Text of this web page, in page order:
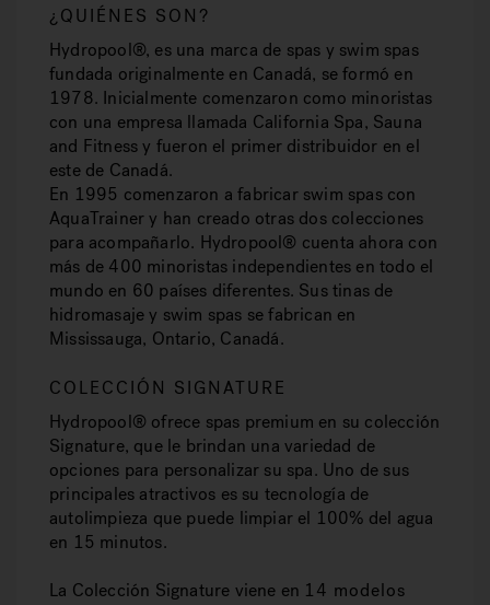
¿QUIÉNES SON?
Hydropool®, es una marca de spas y swim spas
fundada originalmente en Canadá, se formó en
1978. Inicialmente comenzaron como minoristas
con una empresa llamada California Spa, Sauna
and Fitness y fueron el primer distribuidor en el
este de Canadá.
En 1995 comenzaron a fabricar swim spas con
AquaTrainer y han creado otras dos colecciones
para acompañarlo. Hydropool® cuenta ahora con
más de 400 minoristas independientes en todo el
mundo en 60 países diferentes. Sus tinas de
hidromasaje y swim spas se fabrican en
Mississauga, Ontario, Canadá.
COLECCIÓN SIGNATURE
Hydropool® ofrece spas premium en su colección
Signature, que le brindan una variedad de
opciones para personalizar su spa. Uno de sus
principales atractivos es su tecnología de
autolimpieza que puede limpiar el 100% del agua
en 15 minutos.
La Colección Signature viene en 14 modelos